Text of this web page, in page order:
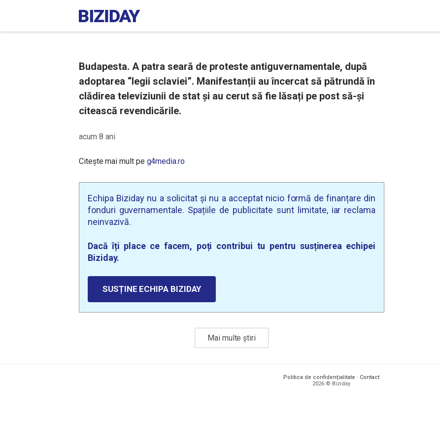
Budapesta. A patra seară de proteste antiguvernamentale, după
adoptarea “legii sclaviei”. Manifestanții au încercat să pătrundă în
clădirea televiziunii de stat și au cerut să fie lăsați pe post să-și
citească revendicările.
acum 8 ani
Citește mai mult pe g4media.ro
Echipa Biziday nu a solicitat și nu a acceptat nicio formă de finanțare din
fonduri guvernamentale. Spațiile de publicitate sunt limitate, iar reclama
neinvazivă.
Dacă îți place ce facem, poți contribui tu pentru susținerea echipei
Biziday.
SUSȚINE ECHIPA BIZIDAY
Mai multe știri
Politica de confidențialitate · Contact
2026 © Biziday